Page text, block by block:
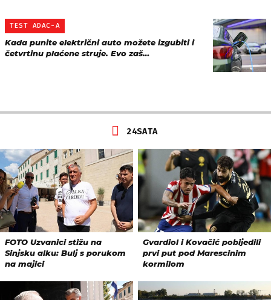
TEST ADAC-A
Kada punite električni auto možete izgubiti i
četvrtinu plaćene struje. Evo zaš…